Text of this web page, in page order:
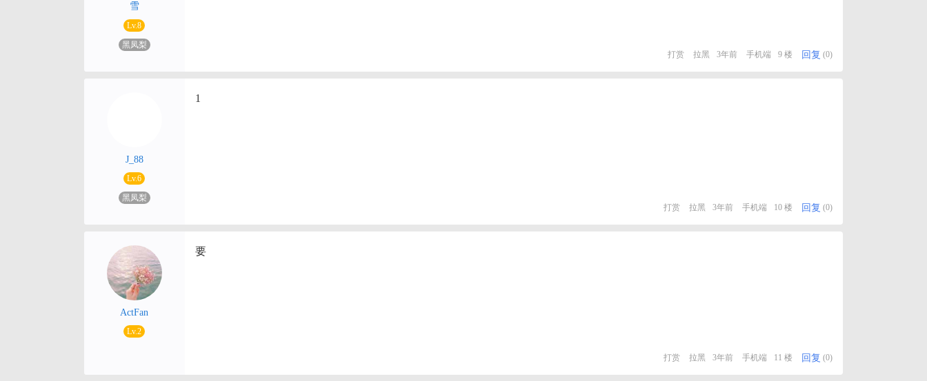
雪
Lv.8
黑凤梨
打赏 拉黑 3年前 手机端 9 楼 回复 (0)
J_88
Lv.6
黑凤梨
1
打赏 拉黑 3年前 手机端 10 楼 回复 (0)
ActFan
Lv.2
要
打赏 拉黑 3年前 手机端 11 楼 回复 (0)